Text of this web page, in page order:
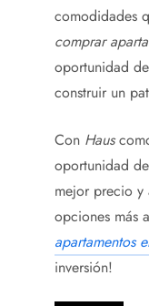
comodidades
comprar
oportunidad
construir un
Con Haus
oportunidad
mejor precio y
opciones más
apartamentos
inversión!